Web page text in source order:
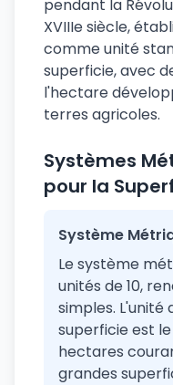
pendant la
XVIIIe siècle,
comme unité
superficie, avec
l'hectare
terres agricoles.
Systèmes
pour la
Système
Le système
unités de 10,
simples. L'unité
superficie est
hectares
grandes